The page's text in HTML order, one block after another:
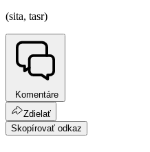
(sita, tasr)
Komentáre
Zdielať
Skopírovať odkaz